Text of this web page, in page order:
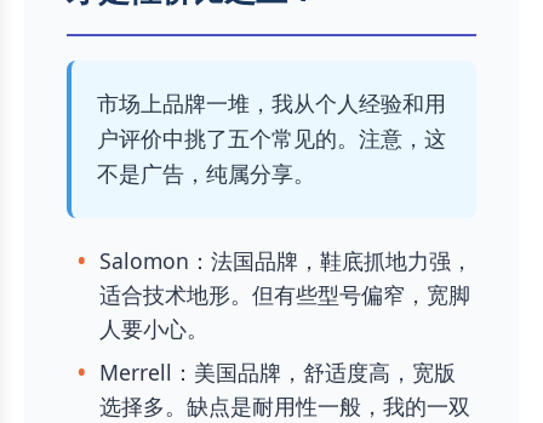
市场上品牌一堆，我从个人经验和用
户评价中挑了五个常见的。注意，这
不是广告，纯属分享。
Salomon：法国品牌，鞋底抓地力强，
适合技术地形。但有些型号偏窄，宽脚
人要小心。
Merrell：美国品牌，舒适度高，宽版
选择多。缺点是耐用性一般，我的一双